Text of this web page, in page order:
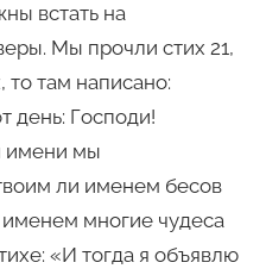
встать на
Мы прочли стих 21,
то там написано:
день: Господи!
имени мы
ли именем бесов
многие чудеса
«И тогда я объявлю